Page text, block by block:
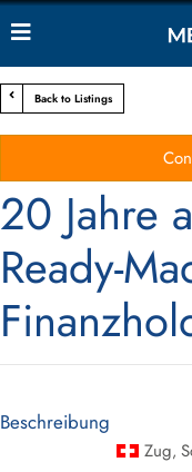
Back to Listings
20 Jahre
Ready-
Beschreibung
Zug,